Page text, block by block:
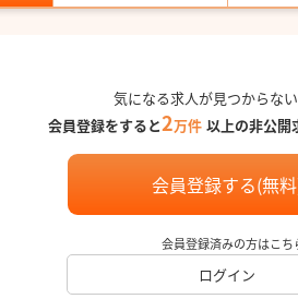
気になる求人が見つからな
会員登録をすると2万件 以上の非公開
会員登録する(無
会員登録済みの方はこち
ログイン